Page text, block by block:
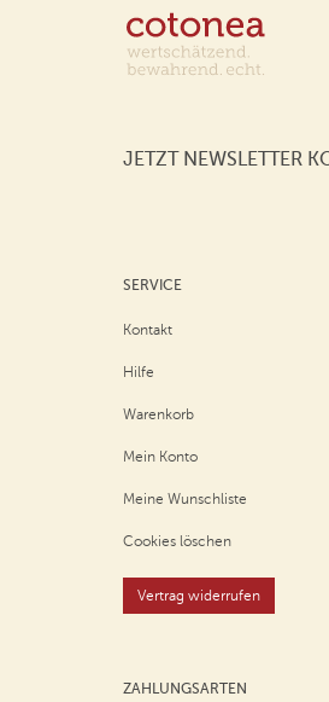
JETZT NEWSLETTER
SERVICE
Kontakt
Hilfe
Warenkorb
Mein Konto
Meine Wunschliste
Cookies löschen
Vertrag widerrufen
ZAHLUNGSARTEN